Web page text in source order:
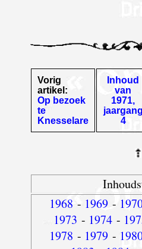
Vorig
artikel:
Op bezoek
te
Knesselare
Inhoud
van
1971,
jaargang
4
1968 - 1969-
1973 - 1974-
1978 - 1979-